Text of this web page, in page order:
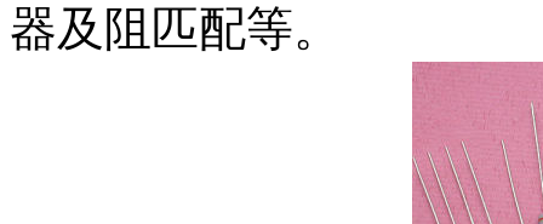
器及阻匹配等。